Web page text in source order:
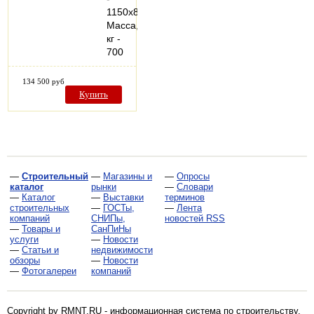
1150х820х1300
Масса,
кг -
700
134 500 руб
Купить
— Строительный
каталог
— Каталог
строительных
компаний
— Товары и
услуги
— Статьи и
обзоры
— Фотогалереи
— Магазины и
рынки
— Выставки
— ГОСТы,
СНИПы,
СанПиНы
— Новости
недвижимости
— Новости
компаний
— Опросы
— Словари
терминов
— Лента
новостей RSS
Copyright by RMNT.RU - информационная система по строительству,